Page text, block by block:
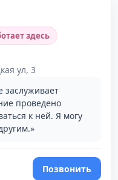
здесь
ул, 3
заслуживает
проведено
к ней. Я могу
Позвонить